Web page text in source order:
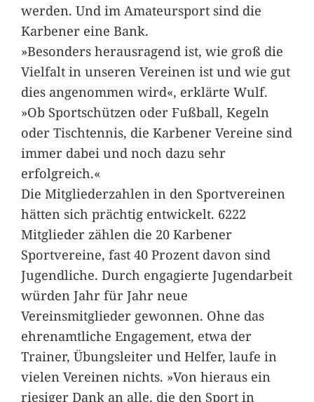
werden. Und im Amateursport sind die
Karbener eine Bank.
»Besonders herausragend ist, wie groß die
Vielfalt in unseren Vereinen ist und wie gut
dies angenommen wird«, erklärte Wulf.
»Ob Sportschützen oder Fußball, Kegeln
oder Tischtennis, die Karbener Vereine sind
immer dabei und noch dazu sehr
erfolgreich.«
Die Mitgliederzahlen in den Sportvereinen
hätten sich prächtig entwickelt. 6222
Mitglieder zählen die 20 Karbener
Sportvereine, fast 40 Prozent davon sind
Jugendliche. Durch engagierte Jugendarbeit
würden Jahr für Jahr neue
Vereinsmitglieder gewonnen. Ohne das
ehrenamtliche Engagement, etwa der
Trainer, Übungsleiter und Helfer, laufe in
vielen Vereinen nichts. »Von hieraus ein
riesiger Dank an alle, die den Sport in